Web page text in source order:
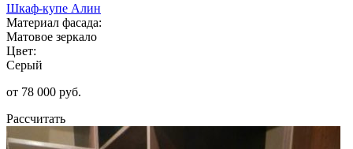
Шкаф-купе Алин
Материал фасада:
Матовое зеркало
Цвет:
Серый
от 78 000 руб.
Рассчитать